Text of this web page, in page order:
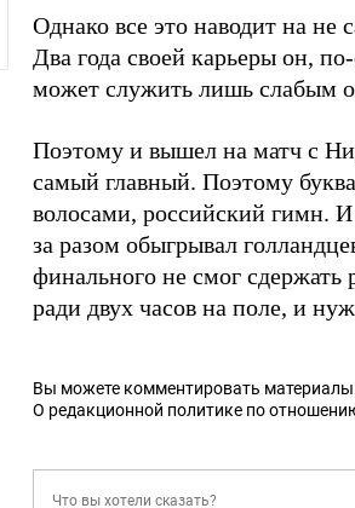
Однако все это наводит на
Два года своей карьеры он,
может служить лишь слабым
Поэтому и вышел на матч с
самый главный. Поэтому
волосами, российский гимн.
за разом обыгрывал
финального не смог сдержать
ради двух часов на поле, и
Вы можете комментировать
О редакционной политике по